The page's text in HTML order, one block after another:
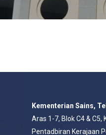
Kementerian Sains,
Aras 1-7, Blok C4 & C5,
Pentadbiran Kerajaan